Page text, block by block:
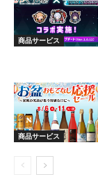
商品サービス
商品サービス